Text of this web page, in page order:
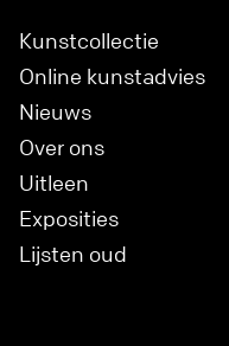
Kunstcollectie
Online kunstadvies
Nieuws
Over ons
Uitleen
Exposities
Lijsten oud